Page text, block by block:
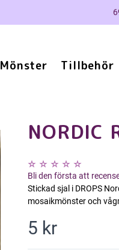
Mönster Tillbehör
NORDIC
Bli den första att
Stickad sjal i DROPS
mosaikmönster och
5 kr